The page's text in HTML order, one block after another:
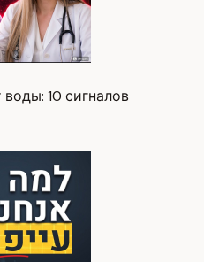
10 сигналов